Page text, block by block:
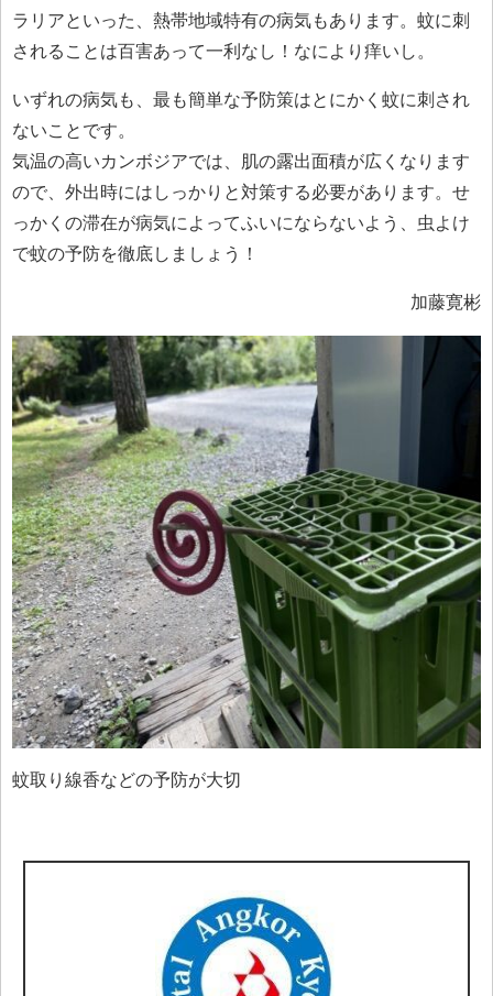
ラリアといった、熱帯地域特有の病気もあります。蚊に刺
されることは百害あって一利なし！なにより痒いし。
いずれの病気も、最も簡単な予防策はとにかく蚊に刺され
ないことです。
気温の高いカンボジアでは、肌の露出面積が広くなります
ので、外出時にはしっかりと対策する必要があります。せ
っかくの滞在が病気によってふいにならないよう、虫よけ
で蚊の予防を徹底しましょう！
加藤寛彬
蚊取り線香などの予防が大切